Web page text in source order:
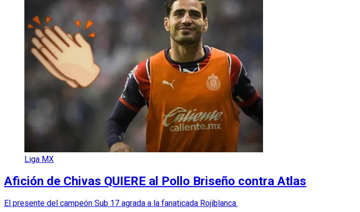
Liga MX
Afición de Chivas QUIERE al Pollo Briseño contra Atlas
El presente del campeón Sub 17 agrada a la fanaticada Rojiblanca.